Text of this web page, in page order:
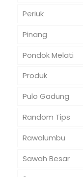
Periuk
Pinang
Pondok Melati
Produk
Pulo Gadung
Random Tips
Rawalumbu
Sawah Besar